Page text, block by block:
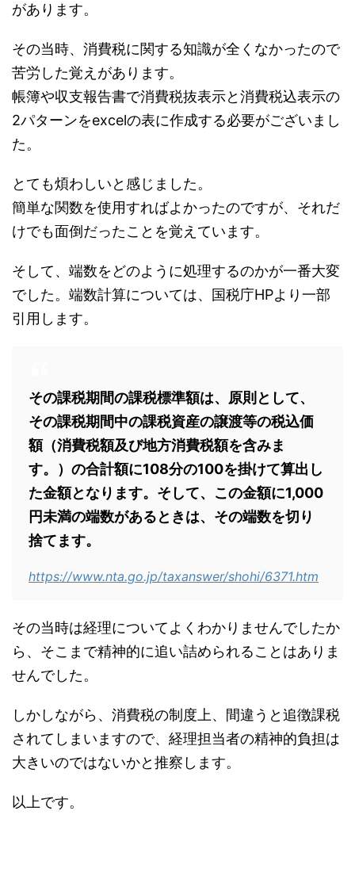
があります。
その当時、消費税に関する知識が全くなかったので
苦労した覚えがあります。
帳簿や収支報告書で消費税抜表示と消費税込表示の
2パターンをexcelの表に作成する必要がございまし
た。
とても煩わしいと感じました。
簡単な関数を使用すればよかったのですが、それだ
けでも面倒だったことを覚えています。
そして、端数をどのように処理するのかが一番大変
でした。端数計算については、国税庁HPより一部
引用します。
その課税期間の課税標準額は、原則として、
その課税期間中の課税資産の譲渡等の税込価
額（消費税額及び地方消費税額を含みま
す。）の合計額に108分の100を掛けて算出し
た金額となります。そして、この金額に1,000
円未満の端数があるときは、その端数を切り
捨てます。
https://www.nta.go.jp/taxanswer/shohi/6371.htm
その当時は経理についてよくわかりませんでしたか
ら、そこまで精神的に追い詰められることはありま
せんでした。
しかしながら、消費税の制度上、間違うと追徴課税
されてしまいますので、経理担当者の精神的負担は
大きいのではないかと推察します。
以上です。